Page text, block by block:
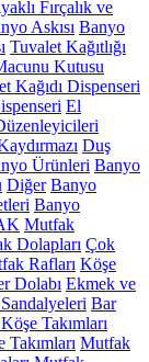
Fırçalık ve
Askısı Banyo
Tuvalet Kağıtlığı
Kutusu
Kağıdı Dispenseri
El
Duş
Ürünleri Banyo
Diğer Banyo
Banyo
Mutfak
Dolapları Çok
Rafları Köşe
Dolabı Ekmek ve
Bar
Takımları
Takımları Mutfak